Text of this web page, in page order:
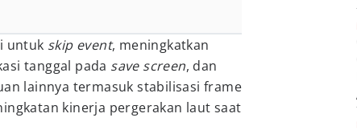
untuk skip event, meningkatkan
tanggal pada save screen, dan
lainnya termasuk stabilisasi frame
kinerja pergerakan laut saat